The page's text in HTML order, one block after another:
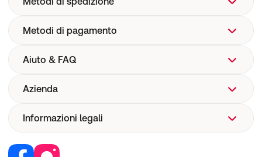
Metodi di pagamento
Aiuto & FAQ
Aiuto
Spedizione
Azienda
Chi siamo
Corporate Website
Lavoro e carriera
Informazioni legali
Recedere dal contratto